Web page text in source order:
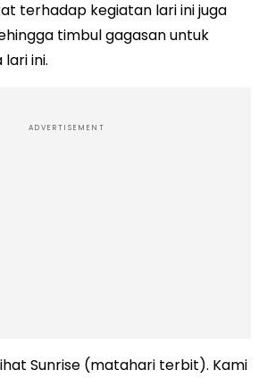
terhadap kegiatan lari ini juga
timbul gagasan untuk
ini.
ADVERTISEMENT
Sunrise (matahari terbit). Kami